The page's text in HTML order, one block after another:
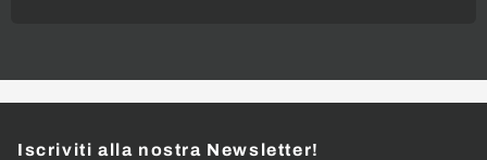
Iscriviti alla nostra Newsletter!